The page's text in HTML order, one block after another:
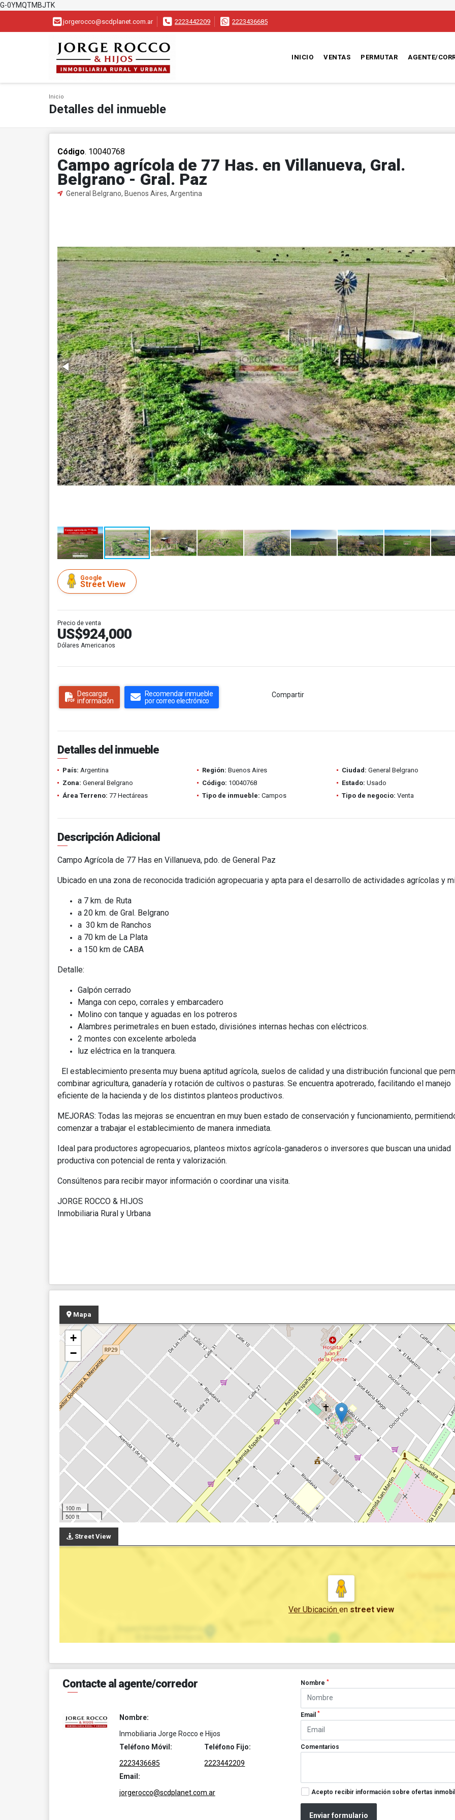
G-0YMQTMBJTK
jorgerocco@scdplanet.com.ar 2223442209 2223436685
INICIO VENTAS PERMUTAR AGENTE/
Inicio
Detalles del inmueble
Código. 10040768
Campo agrícola de 77 Has. en Villanueva, Gral.
Belgrano - Gral. Paz
General Belgrano, Buenos Aires, Argentina
Google
Street View
Precio de venta
US$924,000
Dólares Americanos
Descargar
información
Recomendar inmueble
por correo electrónico
Compartir
Detalles del inmueble
País: Argentina Región: Buenos Aires Ciudad: General Belgrano
Zona: General Belgrano Código: 10040768 Estado: Usado
Área Terreno: 77 Hectáreas Tipo de inmueble: Campos Tipo de negocio: Venta
Descripción Adicional
Campo Agrícola de 77 Has en Villanueva, pdo. de General Paz
Ubicado en una zona de reconocida tradición agropecuaria y apta para el desarrollo de actividades agrícolas y
a 7 km. de Ruta
a 20 km. de Gral. Belgrano
a 30 km de Ranchos
a 70 km de La Plata
a 150 km de CABA
Detalle:
Galpón cerrado
Manga con cepo, corrales y embarcadero
Molino con tanque y aguadas en los potreros
Alambres perimetrales en buen estado, divisiónes internas hechas con eléctricos.
2 montes con excelente arboleda
luz eléctrica en la tranquera.
El establecimiento presenta muy buena aptitud agrícola, suelos de calidad y una distribución funcional que
combinar agricultura, ganadería y rotación de cultivos o pasturas. Se encuentra apotrerado, facilitando el manejo
eficiente de la hacienda y de los distintos planteos productivos.
MEJORAS: Todas las mejoras se encuentran en muy buen estado de conservación y funcionamiento,
comenzar a trabajar el establecimiento de manera inmediata.
Ideal para productores agropecuarios, planteos mixtos agrícola-ganaderos o inversores que buscan una unidad
productiva con potencial de renta y valorización.
Consúltenos para recibir mayor información o coordinar una visita.
JORGE ROCCO & HIJOS
Inmobiliaria Rural y Urbana
Mapa
+
−
100 m
500 ft
Street View
Ver Ubicación en street view
Contacte al agente/corredor
Nombre:
Inmobiliaria Jorge Rocco e Hijos
Teléfono Móvil:
2223436685
Teléfono Fijo:
2223442209
Email:
jorgerocco@scdplanet.com.ar
Nombre*
Email*
Comentarios
Acepto recibir información sobre ofertas
Enviar formulario